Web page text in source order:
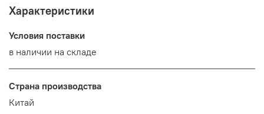
Характеристики
Условия поставки
в наличии на складе
Страна производства
Китай